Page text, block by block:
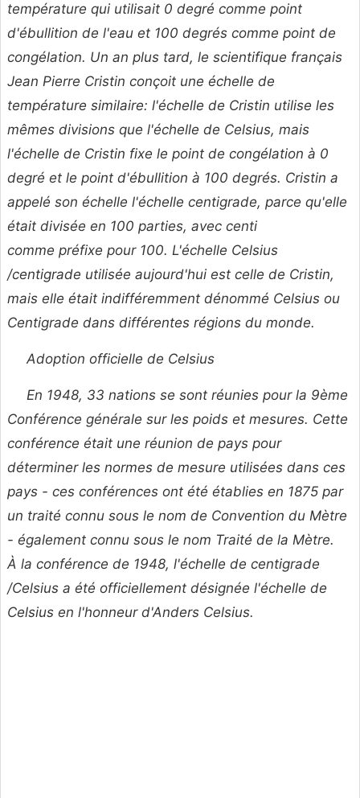
température qui utilisait 0 degré comme point
d'ébullition de l'eau et 100 degrés comme point de
congélation. Un an plus tard, le scientifique français
Jean Pierre Cristin conçoit une échelle de
température similaire: l'échelle de Cristin utilise les
mêmes divisions que l'échelle de Celsius, mais
l'échelle de Cristin fixe le point de congélation à 0
degré et le point d'ébullition à 100 degrés. Cristin a
appelé son échelle l'échelle centigrade, parce qu'elle
était divisée en 100 parties, avec centi
comme préfixe pour 100. L'échelle Celsius
/centigrade utilisée aujourd'hui est celle de Cristin,
mais elle était indifféremment dénommé Celsius ou
Centigrade dans différentes régions du monde.
Adoption officielle de Celsius
En 1948, 33 nations se sont réunies pour la 9ème
Conférence générale sur les poids et mesures. Cette
conférence était une réunion de pays pour
déterminer les normes de mesure utilisées dans ces
pays - ces conférences ont été établies en 1875 par
un traité connu sous le nom de Convention du Mètre
- également connu sous le nom Traité de la Mètre.
À la conférence de 1948, l'échelle de centigrade
/Celsius a été officiellement désignée l'échelle de
Celsius en l'honneur d'Anders Celsius.